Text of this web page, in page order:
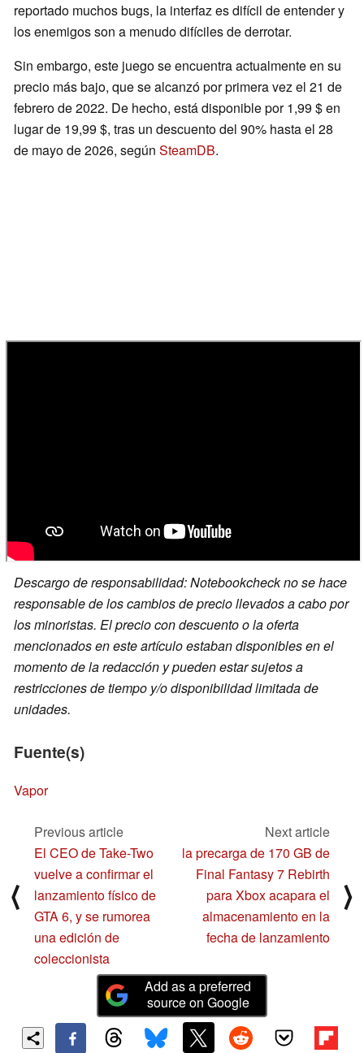
reportado muchos bugs, la interfaz es difícil de entender y
los enemigos son a menudo difíciles de derrotar.
Sin embargo, este juego se encuentra actualmente en su
precio más bajo, que se alcanzó por primera vez el 21 de
febrero de 2022. De hecho, está disponible por 1,99 $ en
lugar de 19,99 $, tras un descuento del 90% hasta el 28
de mayo de 2026, según SteamDB.
Descargo de responsabilidad: Notebookcheck no se hace
responsable de los cambios de precio llevados a cabo por
los minoristas. El precio con descuento o la oferta
mencionados en este artículo estaban disponibles en el
momento de la redacción y pueden estar sujetos a
restricciones de tiempo y/o disponibilidad limitada de
unidades.
Fuente(s)
Vapor
⟨
Previous article
El CEO de Take-Two
vuelve a confirmar el
lanzamiento físico de
GTA 6, y se rumorea
una edición de
coleccionista
Next article
la precarga de 170 GB de
Final Fantasy 7 Rebirth
para Xbox acapara el
almacenamiento en la
fecha de lanzamiento
⟩
Add as a preferred
source on Google